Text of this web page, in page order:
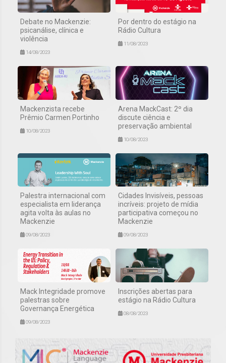
Debate no Mackenzie:
psicanálise, clínica e
violência
14/08/2023
Por dentro do estágio na
Rádio Cultura
11/08/2023
Mackenzista recebe
Prêmio Carmen Portinho
10/08/2023
Arena MackCast: 2º dia
discute ciência e
preservação ambiental
10/08/2023
Palestra internacional com
especialista em liderança
agita volta às aulas no
Mackenzie
09/08/2023
Cidades Invisíveis, pessoas
incríveis: projeto de mídia
participativa começou no
Mackenzie
09/08/2023
Mack Integridade promove
palestras sobre
Governança Energética
09/08/2023
Inscrições abertas para
estágio na Rádio Cultura
08/08/2023